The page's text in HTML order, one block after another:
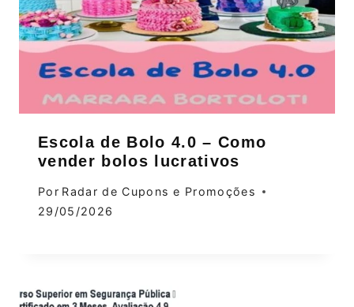
Escola de Bolo 4.0 – Como
vender bolos lucrativos
Por Radar de Cupons e Promoções
29/05/2026